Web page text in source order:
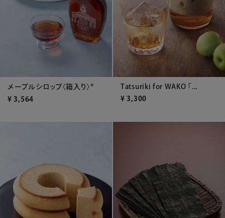
メープルシロップ〈箱入り〉*
¥ 3,564
Tatsuriki for WAKO 「...
¥ 3,300